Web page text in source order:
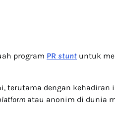
program PR stunt untuk
terutama dengan kehadiran
atau anonim di dunia